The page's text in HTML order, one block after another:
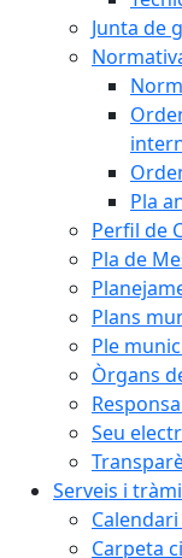
Junta de
Pla
Perfil de
Pla de
Plans
Ple
Òrgans
Seu
Serveis i
Carpeta